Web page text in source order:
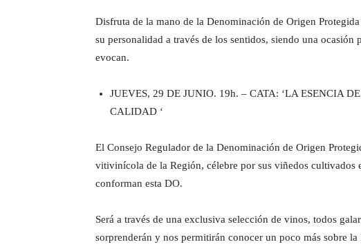
Disfruta de la mano de la Denominación de Origen
su personalidad a través de los sentidos, siendo una
evocan.
JUEVES, 29 DE JUNIO. 19h. – CATA: ‘LA ESENCIA
CALIDAD ‘
El Consejo Regulador de la Denominación de Origen
vitivinícola de la Región, célebre por sus viñedos cultivados
conforman esta DO.
Será a través de una exclusiva selección de vinos, todos
sorprenderán y nos permitirán conocer un poco más sobre